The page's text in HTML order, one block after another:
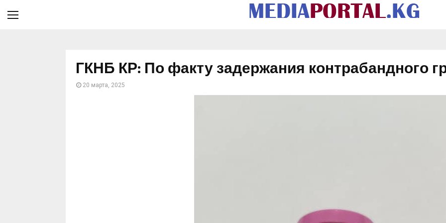
ГКНБ КР: По факту задержания контрабандного
20 марта, 2025